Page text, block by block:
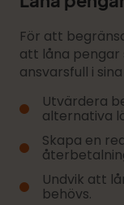
För att
att låna
ansvarsfull i
Utvärdera
alternativa
Skapa en
Undvik att
behövs.